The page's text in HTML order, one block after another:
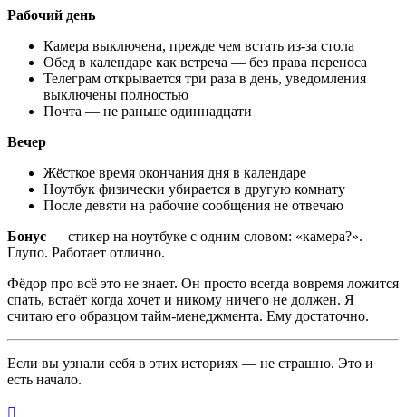
Рабочий день
Камера выключена, прежде чем встать из-за стола
Обед в календаре как встреча — без права переноса
Телеграм открывается три раза в день, уведомления
выключены полностью
Почта — не раньше одиннадцати
Вечер
Жёсткое время окончания дня в календаре
Ноутбук физически убирается в другую комнату
После девяти на рабочие сообщения не отвечаю
Бонус — стикер на ноутбуке с одним словом: «камера?».
Глупо. Работает отлично.
Фёдор про всё это не знает. Он просто всегда вовремя ложится
спать, встаёт когда хочет и никому ничего не должен. Я
считаю его образцом тайм-менеджмента. Ему достаточно.
Если вы узнали себя в этих историях — не страшно. Это и
есть начало.